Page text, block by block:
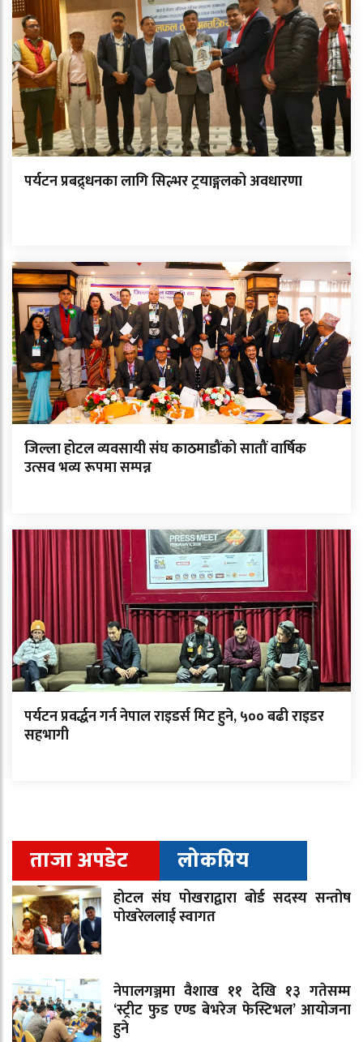
पर्यटन प्रबद्र्धनका लागि सिल्भर ट्रयाङ्गलको अवधारणा
जिल्ला होटल व्यवसायी संघ काठमाडौंको सातौं वार्षिक
उत्सव भव्य रूपमा सम्पन्न
पर्यटन प्रवर्द्धन गर्न नेपाल राइडर्स मिट हुने, ५०० बढी राइडर
सहभागी
ताजा अपडेट लोकप्रिय
होटल संघ पोखराद्वारा बोर्ड सदस्य सन्तोष
पोखरेललाई स्वागत
नेपालगञ्जमा वैशाख ११ देखि १३ गतेसम्म
‘स्ट्रीट फुड एण्ड बेभरेज फेस्टिभल’ आयोजना
हुने